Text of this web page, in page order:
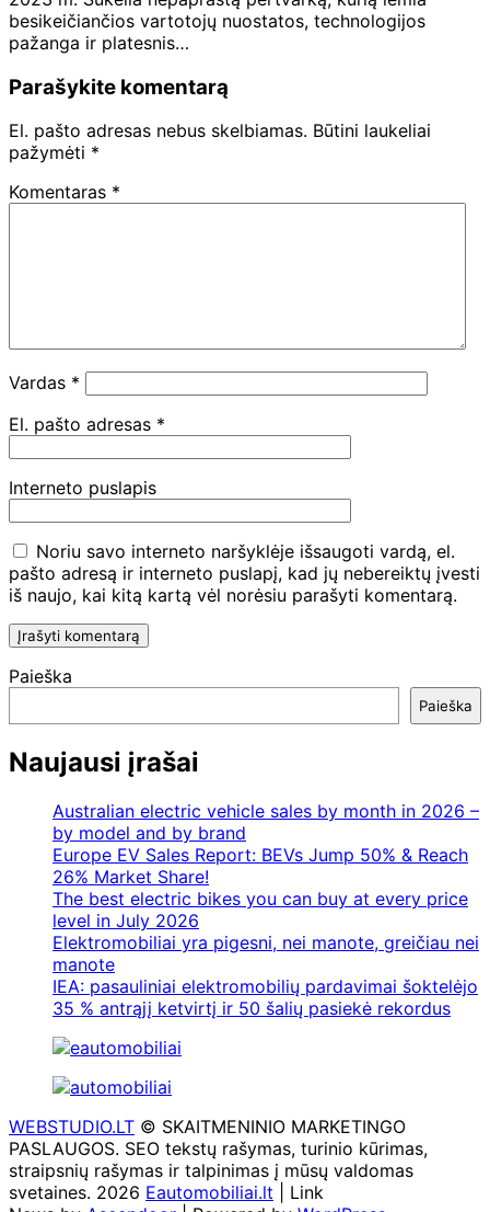
besikeičiančios vartotojų nuostatos, technologijos
pažanga ir platesnis…
Parašykite komentarą
El. pašto adresas nebus skelbiamas. Būtini laukeliai
pažymėti *
Komentaras *
Vardas *
El. pašto adresas *
Interneto puslapis
Noriu savo interneto naršyklėje išsaugoti vardą, el.
pašto adresą ir interneto puslapį, kad jų nebereiktų įvesti
iš naujo, kai kitą kartą vėl norėsiu parašyti komentarą.
Paieška
Paieška
Naujausi įrašai
Australian electric vehicle sales by month in 2026 –
by model and by brand
Europe EV Sales Report: BEVs Jump 50% & Reach
26% Market Share!
The best electric bikes you can buy at every price
level in July 2026
Elektromobiliai yra pigesni, nei manote, greičiau nei
manote
IEA: pasauliniai elektromobilių pardavimai šoktelėjo
35 % antrąjį ketvirtį ir 50 šalių pasiekė rekordus
WEBSTUDIO.LT © SKAITMENINIO MARKETINGO
PASLAUGOS. SEO tekstų rašymas, turinio kūrimas,
straipsnių rašymas ir talpinimas į mūsų valdomas
svetaines. 2026 Eautomobiliai.lt | Link